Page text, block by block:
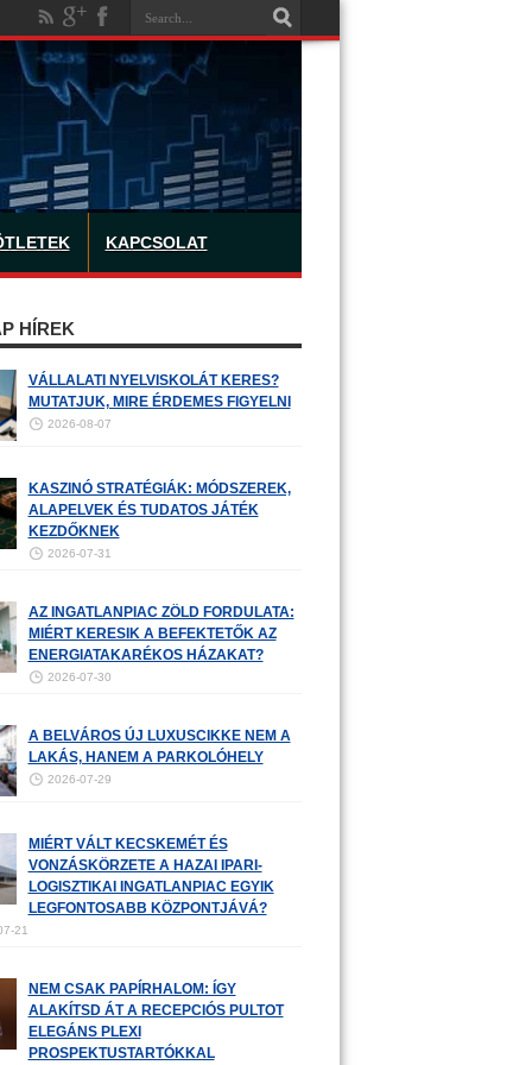
KAPCSOLAT
HÍREK
VÁLLALATI NYELVISKOLÁT KERES?
MUTATJUK, MIRE ÉRDEMES FIGYELNI
2026-08-07
KASZINÓ STRATÉGIÁK: MÓDSZEREK,
ALAPELVEK ÉS TUDATOS JÁTÉK
KEZDŐKNEK
2026-07-31
AZ INGATLANPIAC ZÖLD FORDULATA:
MIÉRT KERESIK A BEFEKTETŐK AZ
ENERGIATAKARÉKOS HÁZAKAT?
2026-07-30
A BELVÁROS ÚJ LUXUSCIKKE NEM A
LAKÁS, HANEM A PARKOLÓHELY
2026-07-29
MIÉRT VÁLT KECSKEMÉT ÉS
VONZÁSKÖRZETE A HAZAI IPARI-
LOGISZTIKAI INGATLANPIAC EGYIK
LEGFONTOSABB KÖZPONTJÁVÁ?
21
NEM CSAK PAPÍRHALOM: ÍGY
ALAKÍTSD ÁT A RECEPCIÓS PULTOT
ELEGÁNS PLEXI
PROSPEKTUSTARTÓKKAL